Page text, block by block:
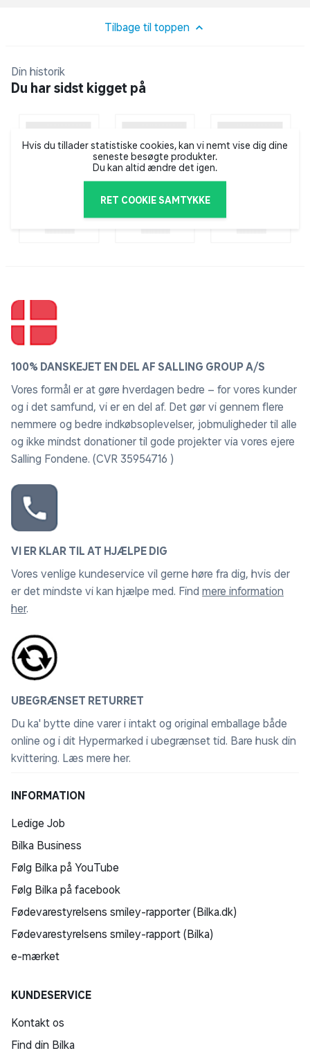
Tilbage til toppen
Din historik
Du har sidst kigget på
Hvis du tillader statistiske cookies, kan vi nemt vise dig dine
seneste besøgte produkter.
Du kan altid ændre det igen.
RET COOKIE SAMTYKKE
100% DANSKEJET EN DEL AF SALLING GROUP A/S
Vores formål er at gøre hverdagen bedre – for vores kunder
og i det samfund, vi er en del af. Det gør vi gennem flere
nemmere og bedre indkøbsoplevelser, jobmuligheder til alle
og ikke mindst donationer til gode projekter via vores ejere
Salling Fondene. (CVR 35954716 )
VI ER KLAR TIL AT HJÆLPE DIG
Vores venlige kundeservice vil gerne høre fra dig, hvis der
er det mindste vi kan hjælpe med. Find mere information
her.
UBEGRÆNSET RETURRET
Du ka' bytte dine varer i intakt og original emballage både
online og i dit Hypermarked i ubegrænset tid. Bare husk din
kvittering. Læs mere her.
INFORMATION
Ledige Job
Bilka Business
Følg Bilka på YouTube
Følg Bilka på facebook
Fødevarestyrelsens smiley-rapporter (Bilka.dk)
Fødevarestyrelsens smiley-rapport (Bilka)
e-mærket
KUNDESERVICE
Kontakt os
Find din Bilka